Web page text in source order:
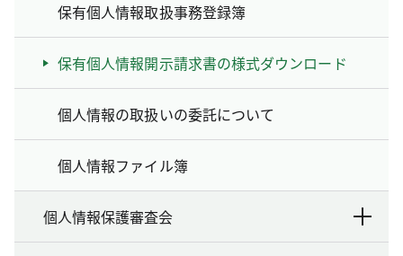
保有個人情報取扱事務登録簿
保有個人情報開示請求書の様式ダウンロード
個人情報の取扱いの委託について
個人情報ファイル簿
個人情報保護審査会